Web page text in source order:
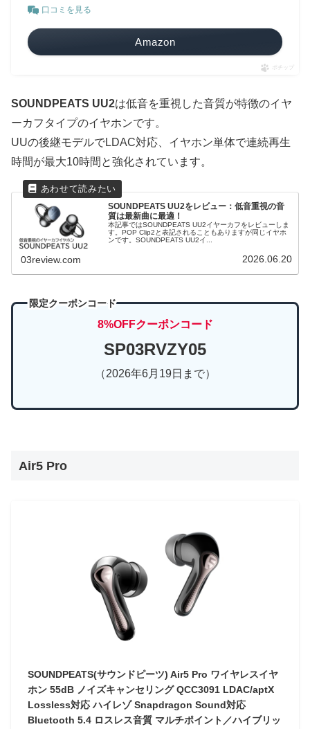
口コミを見る
Amazon
ポチップ
SOUNDPEATS UU2は低音を重視した音質が特徴のイヤ
ーカフタイプのイヤホンです。
UUの後継モデルでLDAC対応、イヤホン単体で連続再生
時間が最大10時間と強化されています。
SOUNDPEATS UU2をレビュー：低音重視の音
質は最新曲に最適！
本記事ではSOUNDPEATS UU2イヤーカフをレビューしま
す。POP Clip2と表記されることもありますが同じイヤホ
ンです。SOUNDPEATS UU2イ...
03review.com 2026.06.20
限定クーポンコード
8%OFFクーポンコード
SP03RVZY05
（2026年6月19日まで）
Air5 Pro
SOUNDPEATS(サウンドピーツ) Air5 Pro ワイヤレスイヤ
ホン 55dB ノイズキャンセリング QCC3091 LDAC/aptX
Lossless対応 ハイレゾ Snapdragon Sound対応
Bluetooth 5.4 ロスレス音質 マルチポイント／ハイブリッ